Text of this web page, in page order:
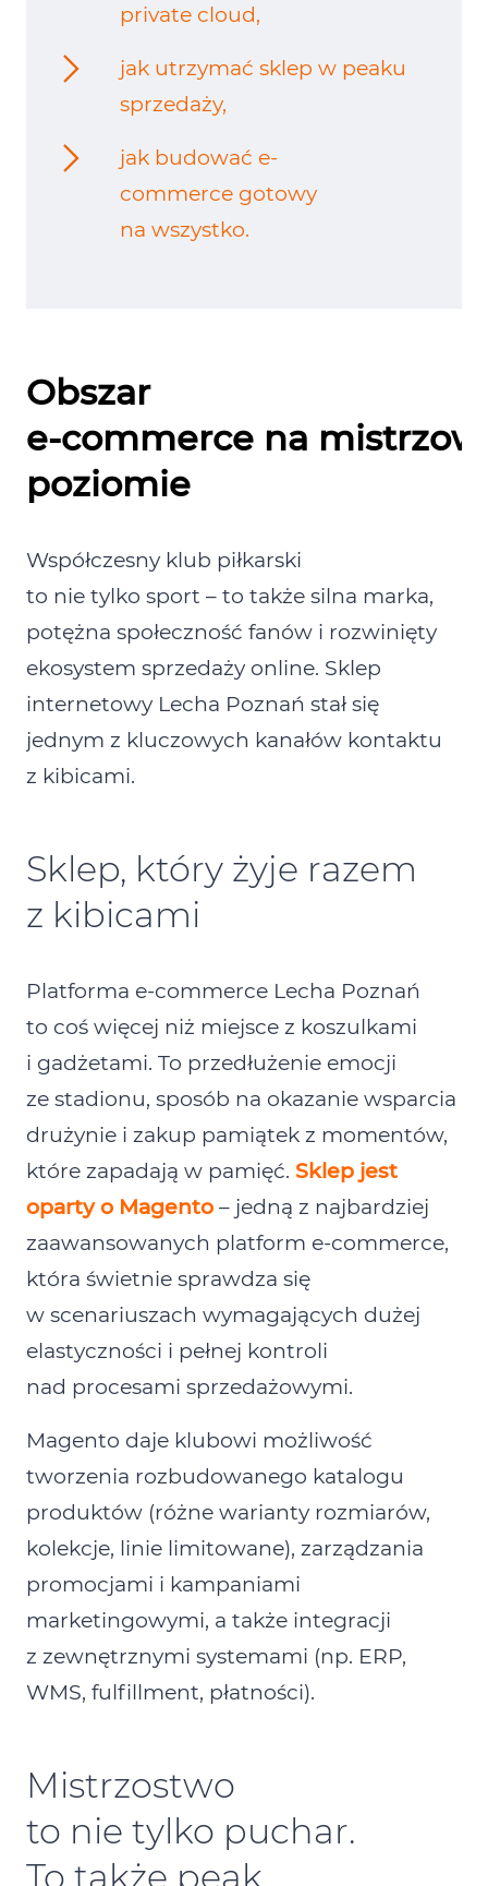
private cloud,
jak utrzymać sklep w peaku
sprzedaży,
jak budować e-
commerce gotowy
na wszystko.
Obszar
e‑commerce na
poziomie
Współczesny klub piłkarski
to nie tylko sport – to także silna marka,
potężna społeczność fanów i rozwinięty
ekosystem sprzedaży online. Sklep
internetowy Lecha Poznań stał się
jednym z kluczowych kanałów kontaktu
z kibicami.
Sklep, który żyje razem
z kibicami
Platforma e‑commerce Lecha Poznań
to coś więcej niż miejsce z koszulkami
i gadżetami. To przedłużenie emocji
ze stadionu, sposób na okazanie wsparcia
drużynie i zakup pamiątek z momentów,
które zapadają w pamięć. Sklep jest
oparty o Magento – jedną z najbardziej
zaawansowanych platform e‑commerce,
która świetnie sprawdza się
w scenariuszach wymagających dużej
elastyczności i pełnej kontroli
nad procesami sprzedażowymi.
Magento daje klubowi możliwość
tworzenia rozbudowanego katalogu
produktów (różne warianty rozmiarów,
kolekcje, linie limitowane), zarządzania
promocjami i kampaniami
marketingowymi, a także integracji
z zewnętrznymi systemami (np. ERP,
WMS, fulfillment, płatności).
Mistrzostwo
to nie tylko puchar.
To także peak